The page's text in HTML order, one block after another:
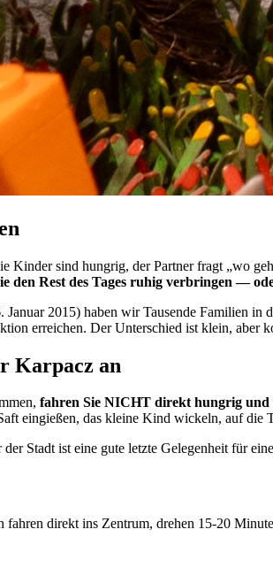
Kinder sind hungrig, der Partner fragt „wo
den Rest des Tages ruhig verbringen —
Januar 2015) haben wir Tausende Familien in
erreichen. Der Unterschied ist klein, aber
Karpacz an
fahren Sie NICHT direkt hungrig und
eingießen, das kleine Kind wickeln, auf die
Stadt ist eine gute letzte Gelegenheit für
direkt ins Zentrum, drehen 15-20